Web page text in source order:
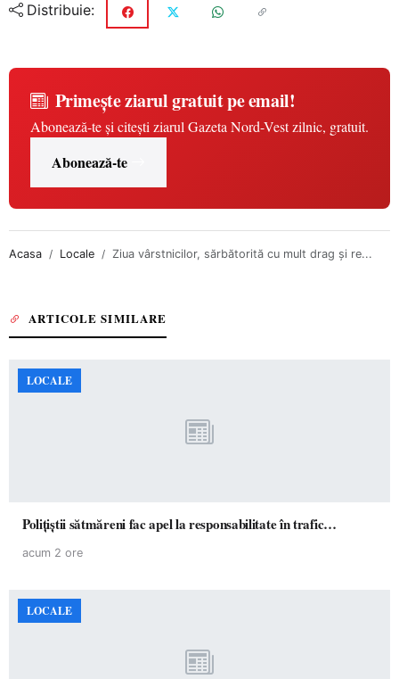
Distribuie:
Primește ziarul gratuit pe email!
Abonează-te și citești ziarul Gazeta Nord-Vest zilnic, gratuit.
Abonează-te
Acasa Locale Ziua vârstnicilor, sărbătorită cu mult drag și re...
ARTICOLE SIMILARE
LOCALE
Polițiștii sătmăreni fac apel la responsabilitate în trafic…
acum 2 ore
LOCALE